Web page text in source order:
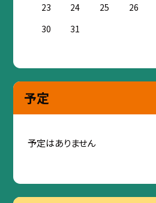
23
24 25 26
30
31
予定
予定はありません